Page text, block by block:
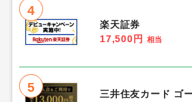
4
楽天証券
17,500円
相当
5
三井住友カード ゴ